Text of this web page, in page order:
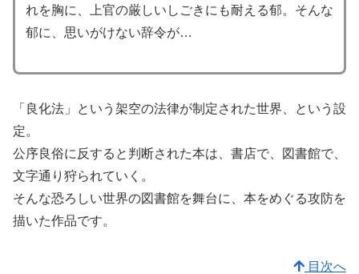
れを胸に、上官の厳しいしごきにも耐える郁。そんな
郁に、思いがけない辞令が…
「良化法」という架空の法律が制定された世界、という設
定。
公序良俗に反すると判断された本は、書店で、図書館で、
文字通り狩られていく。
そんな恐ろしい世界の図書館を舞台に、本をめぐる攻防を
描いた作品です。
目次へ